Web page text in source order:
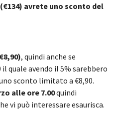
avrete uno sconto del
, quindi anche se
quale avendo il 5% sarebbero
sconto limitato a €8,90.
alle ore 7.00quindi
vi può interessare esaurisca.